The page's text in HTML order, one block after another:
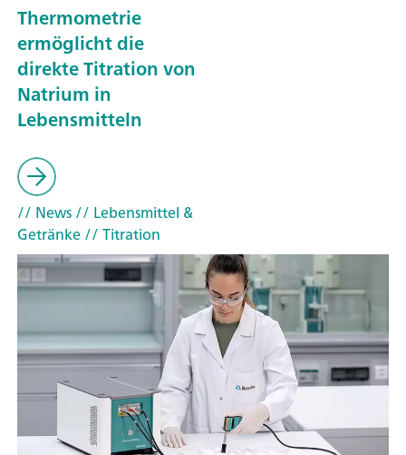
Thermometrie
ermöglicht die
direkte Titration von
Natrium in
Lebensmitteln
// News// Lebensmittel &
Getränke// Titration